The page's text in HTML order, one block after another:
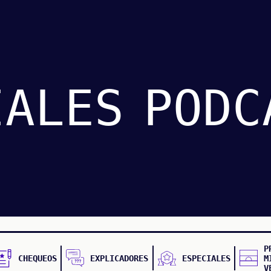
CHEQUEOS EXPLICADORES ESPECIALES